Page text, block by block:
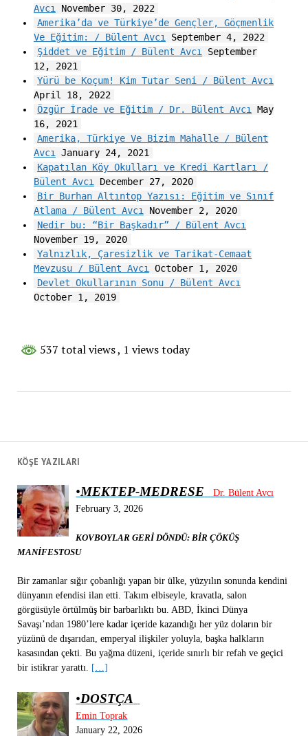
Avcı
November 30, 2022
Amerika’da ve Türkiye’de Gençler, Göçmenlik
Ve Eğitim: / Bülent Avcı
September 4, 2022
Şiddet ve Eğitim / Bülent Avcı
September
12, 2021
Yürü be Koçum! Kim Tutar Seni / Bülent Avcı
April 18, 2022
Özgür İrade ve Eğitim / Dr. Bülent Avcı
May
16, 2021
Amerika, Türkiye Ve Bizim Mahalle / Bülent
Avcı
January 24, 2021
Kapatılan Köy Okulları ve Kredi Kartları /
Bülent Avcı
December 27, 2020
Bir Burhan Altıntop Yazısı: Eğitim ve Sınıf
Atlama / Bülent Avcı
November 2, 2020
Nedir bu: “Bir Başkadır” / Bülent Avcı
November 19, 2020
Yalnızlık, Çaresizlik ve Tarikat-Cemaat
Mevzusu / Bülent Avcı
October 1, 2020
Devlet Okullarının Sonu / Bülent Avcı
October 1, 2019
537 total views, 1 views today
KÖŞE YAZILARI
•MEKTEP-MEDRESE
Dr. Bülent Avcı
February 3, 2026
KOVBOYLAR GERİ DÖNDÜ: BİR ÇÖKÜŞ
MANİFESTOSU
Bir zamanlar sığır çobanlığı yapan bir ülke, yüzyılın sonunda kendini
dünyanın efendisi ilan etti. Takım elbiseyle, kravatla, salon
görgüsüyle örtülmüş bir barbarlıktı bu. ABD, İkinci Dünya
Savaşı’ndan 1980’lere kadar içeride kazandığı her yüz doların bir
yüzünü de dışarıdan, emperyal ilişkiler yoluyla, başka halkların
kasasından çekti. Bu yağma düzeni, içeride sınırlı bir refah ve geçici
bir istikrar yarattı.
[…]
•DOSTÇA
Emin Toprak
January 22, 2026